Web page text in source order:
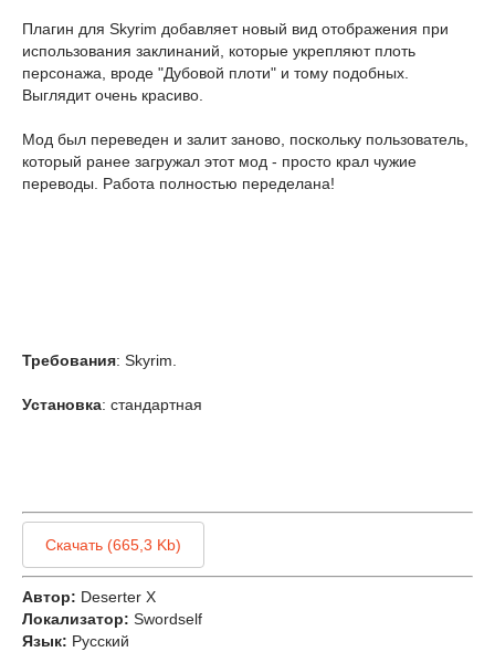
Плагин для Skyrim добавляет новый вид отображения при
использования заклинаний, которые укрепляют плоть
персонажа, вроде "Дубовой плоти" и тому подобных.
Выглядит очень красиво.
Мод был переведен и залит заново, поскольку пользователь,
который ранее загружал этот мод - просто крал чужие
переводы. Работа полностью переделана!
Требования: Skyrim.
Установка: стандартная
Скачать (665,3 Kb)
Автор: Deserter X
Локализатор: Swordself
Язык: Русский